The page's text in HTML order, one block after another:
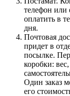
телефон или
оплатить в
дня.
Почтовая
придет в
посылке.
коробки:
Один заказ
его